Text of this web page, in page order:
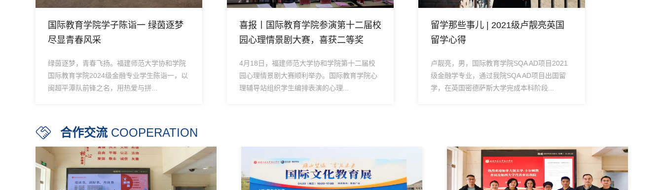
陈诣一 绿茵逐梦
福建师范大学协和学院
融专业学生陈诣一，以
喜报丨国际教育学院参演第十二届校
园心理情景剧大赛，喜获二等奖
4月18日，福建师范大学协和学院第十二届校
园心理情景剧大赛顺利举办。国际教育学院心
理辅导站组织学生编排表演的心理...
留学那些事儿 | 2021级卢靓亮英国
留学心得
卢靓亮，男，国际教育学院SQA AD项目2021
级金融学专业，通过我院SQA AD项目出国留
学，在英国密德萨斯大学完成本科阶段...
喜报 | 国际教育学院学子在第48期
12月21日，由福建师范大学协和学院学生委员
会主办、学生会学习部承办的第48期“星”青年
话青春学子讲坛活动圆满落幕。...
合作交流 COOPERATION